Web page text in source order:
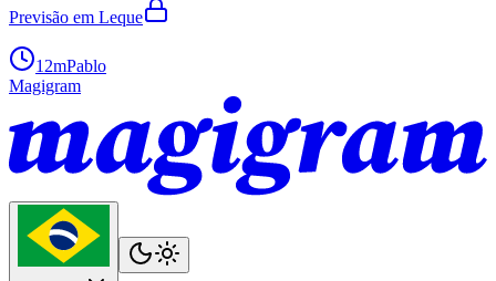
Previsão em Leque
12mPablo
Magigram